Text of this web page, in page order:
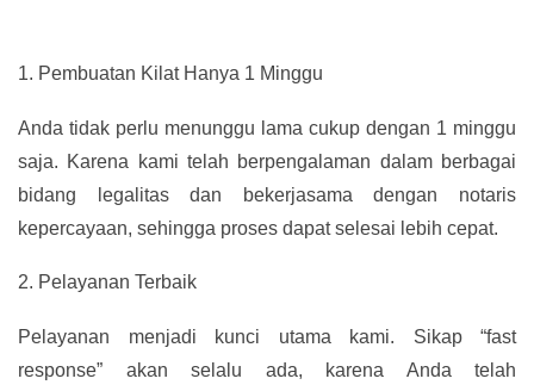
1. Pembuatan Kilat Hanya 1 Minggu
Anda tidak perlu menunggu lama cukup dengan 1 minggu
saja. Karena kami telah berpengalaman dalam berbagai
bidang legalitas dan bekerjasama dengan notaris
kepercayaan, sehingga proses dapat selesai lebih cepat.
2. Pelayanan Terbaik
Pelayanan menjadi kunci utama kami. Sikap “fast
response” akan selalu ada, karena Anda telah